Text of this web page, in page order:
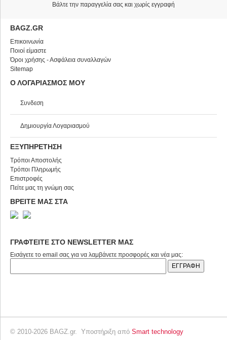
Βάλτε την παραγγελία σας και χωρίς εγγραφή
BAGZ.GR
Επικοινωνία
Ποιοί είμαστε
Όροι χρήσης - Ασφάλεια συναλλαγών
Sitemap
Ο ΛΟΓΑΡΙΑΣΜΟΣ ΜΟΥ
Συνδεση
Δημιουργία Λογαριασμού
ΕΞΥΠΗΡΕΤΗΣΗ
Τρόποι Αποστολής
Τρόποι Πληρωμής
Επιστροφές
Πείτε μας τη γνώμη σας
ΒΡΕΙΤΕ ΜΑΣ ΣΤΑ
ΓΡΑΦΤΕΙΤΕ ΣΤΟ NEWSLETTER ΜΑΣ
Εισάγετε το email σας για να λαμβάνετε προσφορές και νέα μας:
© 2010-2026 BAGZ.gr. Υποστήριξη από Smart technology